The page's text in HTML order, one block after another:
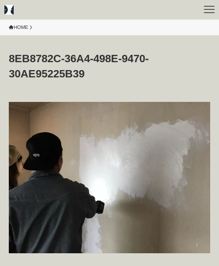
HOME
8EB8782C-36A4-498E-9470-
30AE95225B39